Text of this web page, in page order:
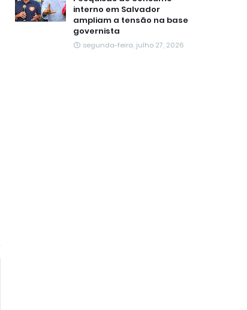
interno em Salvador
ampliam a tensão na base
governista
segunda-feira, julho 27, 2026